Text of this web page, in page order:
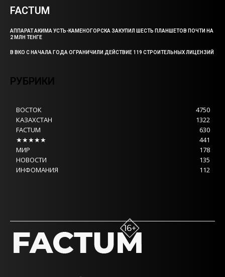
FACTUM
АППАРАТ АКИМА УСТЬ-КАМЕНОГОРСКА ЗАКУПИЛ ШЕСТЬ ПЛАНШЕТОВ ПОЧТИ НА
2 МЛН ТЕНГЕ
В ВКО С НАЧАЛА ГОДА ОГРАНИЧИЛИ ДЕЙСТВИЕ 119 СТРОИТЕЛЬНЫХ ЛИЦЕНЗИЙ
РУБРИКИ
ВОСТОК
4750
КАЗАХСТАН
1322
FACTUM
630
★★★★★
441
МИР
178
НОВОСТИ
135
ИНФОМАНИЯ
112